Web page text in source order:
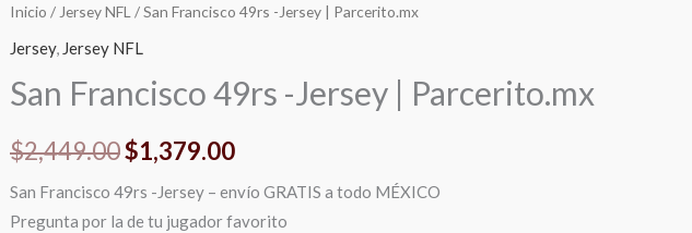
Inicio / Jersey NFL / San Francisco 49rs -Jersey | Parcerito.mx
Jersey, Jersey NFL
San Francisco 49rs -Jersey | Parcerito.mx
$2,449.00
El
precio
original
era:
$2,449.00.
$1,379.00
El
actual
es:
$1,379.00.
San Francisco 49rs -Jersey – envío GRATIS a todo MÉXICO
Pregunta por la de tu jugador favorito
San
Francisco
-
|
Parcerito.mx
cantidad